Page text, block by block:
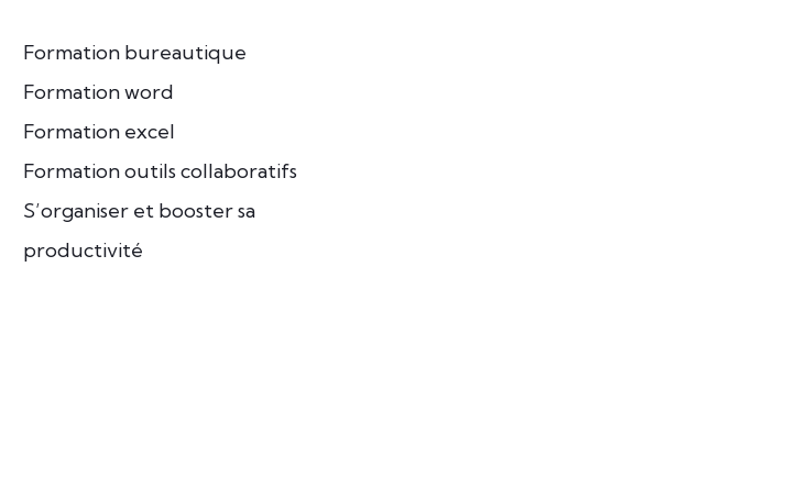
Formation bureautique
Formation word
Formation excel
Formation outils collaboratifs
S’organiser et booster sa
productivité